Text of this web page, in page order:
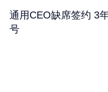
通用CEO缺席签约 3
号